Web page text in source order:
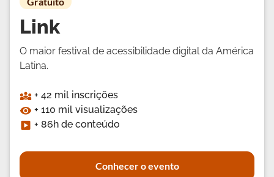
Link
O maior festival de acessibilidade digital da América
Latina.
+ 42 mil inscrições
+ 110 mil visualizações
+ 86h de conteúdo
Conhecer o evento